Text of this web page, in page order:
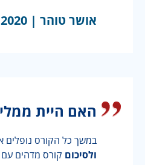
אושר טוהר |
האם היית
במשך כל הקורס נופלים
ולסיכום קורס מדהים